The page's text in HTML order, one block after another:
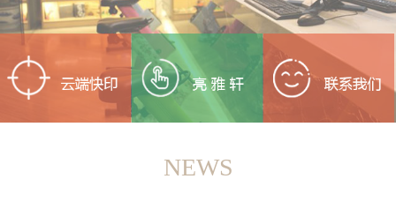
NEWS